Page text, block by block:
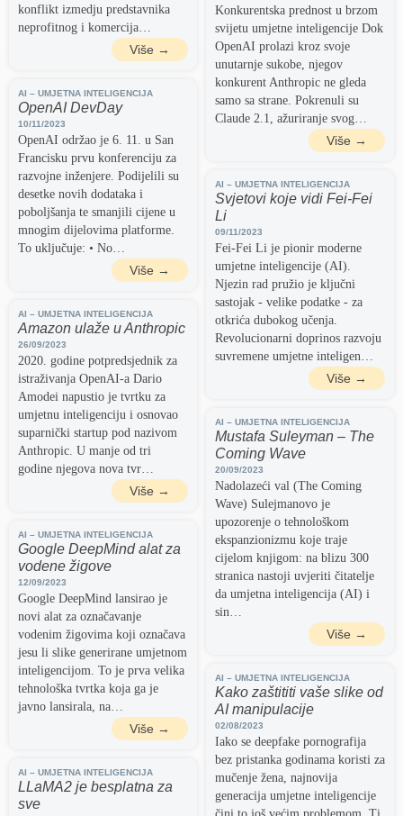
konflikt izmedju predstavnika
neprofitnog i komercija…
Više →
Konkurentska prednost u brzom
svijetu umjetne inteligencije Dok
OpenAI prolazi kroz svoje
unutarnje sukobe, njegov
konkurent Anthropic ne gleda
samo sa strane. Pokrenuli su
Claude 2.1, ažuriranje svog…
Više →
AI – UMJETNA INTELIGENCIJA
OpenAI DevDay
10/11/2023
OpenAI održao je 6. 11. u San
Francisku prvu konferenciju za
razvojne inženjere. Podijelili su
desetke novih dodataka i
poboljšanja te smanjili cijene u
mnogim dijelovima platforme.
To uključuje: • No…
Više →
AI – UMJETNA INTELIGENCIJA
Svjetovi koje vidi Fei-Fei
Li
09/11/2023
Fei-Fei Li je pionir moderne
umjetne inteligencije (AI).
Njezin rad pružio je ključni
sastojak - velike podatke - za
otkrića dubokog učenja.
Revolucionarni doprinos razvoju
suvremene umjetne inteligen…
Više →
AI – UMJETNA INTELIGENCIJA
Amazon ulaže u Anthropic
26/09/2023
2020. godine potpredsjednik za
istraživanja OpenAI-a Dario
Amodei napustio je tvrtku za
umjetnu inteligenciju i osnovao
suparnički startup pod nazivom
Anthropic. U manje od tri
godine njegova nova tvr…
Više →
AI – UMJETNA INTELIGENCIJA
Mustafa Suleyman – The
Coming Wave
20/09/2023
Nadolazeći val (The Coming
Wave) Sulejmanovo je
upozorenje o tehnološkom
ekspanzionizmu koje traje
cijelom knjigom: na blizu 300
stranica nastoji uvjeriti čitatelje
da umjetna inteligencija (AI) i
sin…
Više →
AI – UMJETNA INTELIGENCIJA
Google DeepMind alat za
vodene žigove
12/09/2023
Google DeepMind lansirao je
novi alat za označavanje
vodenim žigovima koji označava
jesu li slike generirane umjetnom
inteligencijom. To je prva velika
tehnološka tvrtka koja ga je
javno lansirala, na…
Više →
AI – UMJETNA INTELIGENCIJA
Kako zaštititi vaše slike od
AI manipulacije
02/08/2023
Iako se deepfake pornografija
bez pristanka godinama koristi za
mučenje žena, najnovija
generacija umjetne inteligencije
AI – UMJETNA INTELIGENCIJA
LLaMA2 je besplatna za
sve